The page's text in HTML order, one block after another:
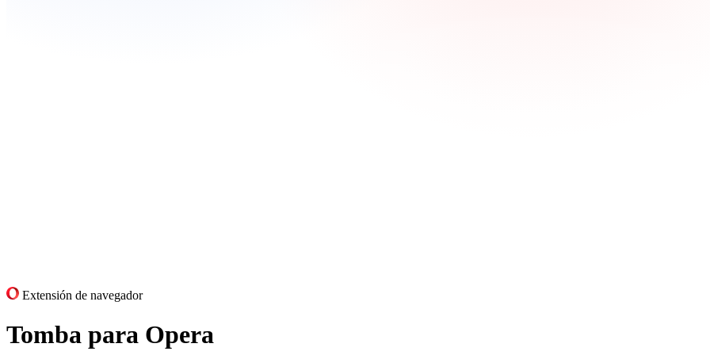
Extensión de navegador
Tomba para Opera